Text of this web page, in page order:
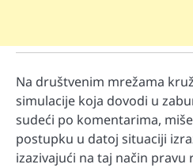
Na društvenim mrežama
simulacije koja dovodi u
sudeći po komentarima,
postupku u datoj situaciji
izazivajući na taj način pravu